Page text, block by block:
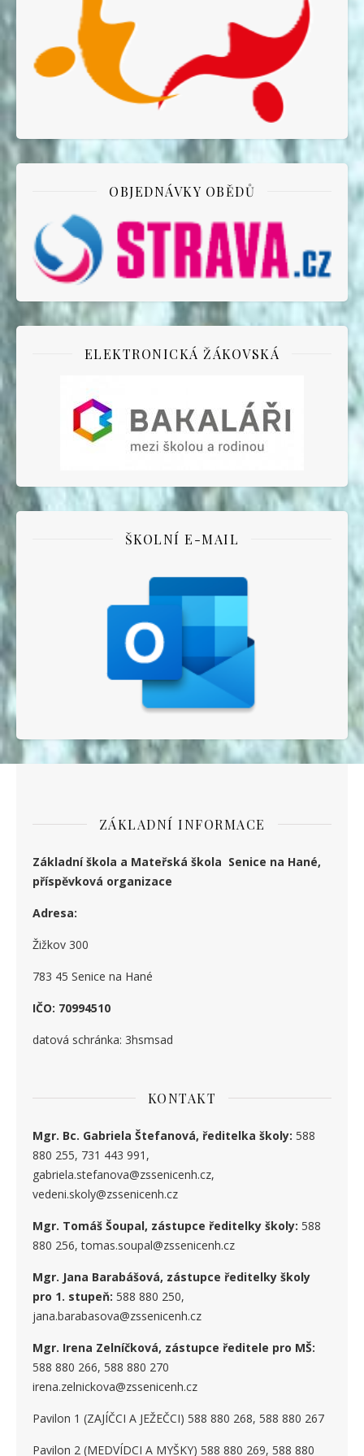
OBJEDNÁVKY OBĚDŮ
ELEKTRONICKÁ ŽÁKOVSKÁ
ŠKOLNÍ E-MAIL
ZÁKLADNÍ INFORMACE
Základní škola a Mateřská škola Senice na Hané,
příspěvková organizace
Adresa:
Žižkov 300
783 45 Senice na Hané
IČO: 70994510
datová schránka: 3hsmsad
KONTAKT
Mgr. Bc. Gabriela Štefanová, ředitelka školy: 588
880 255, 731 443 991,
gabriela.stefanova@zssenicenh.cz,
vedeni.skoly@zssenicenh.cz
Mgr. Tomáš Šoupal, zástupce ředitelky školy: 588
880 256, tomas.soupal@zssenicenh.cz
Mgr. Jana Barabášová, zástupce ředitelky školy
pro 1. stupeň: 588 880 250,
jana.barabasova@zssenicenh.cz
Mgr. Irena Zelníčková, zástupce ředitele pro MŠ:
588 880 266, 588 880 270
irena.zelnickova@zssenicenh.cz
Pavilon 1 (ZAJÍČCI A JEŽEČCI) 588 880 268, 588 880 267
Pavilon 2 (MEDVÍDCI A MYŠKY) 588 880 269, 588 880